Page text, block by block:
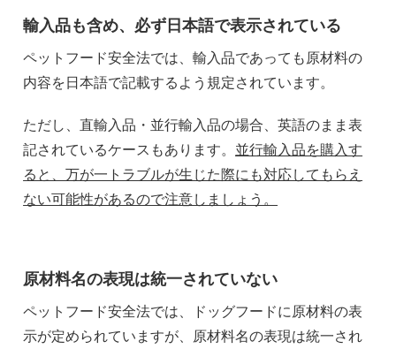
輸入品も含め、必ず日本語で表示されている
ペットフード安全法では、輸入品であっても原材料の
内容を日本語で記載するよう規定されています。
ただし、直輸入品・並行輸入品の場合、英語のまま表
記されているケースもあります。 並行輸入品を購入す
ると、万が一トラブルが生じた際にも対応してもらえ
ない可能性があるので注意しましょう。
原材料名の表現は統一されていない
ペットフード安全法では、ドッグフードに原材料の表
示が定められていますが、原材料名の表現は統一され